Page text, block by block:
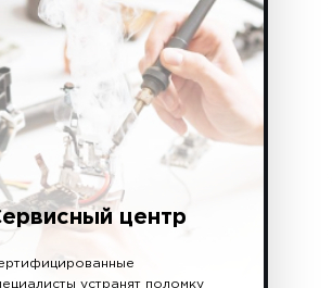
центр
устранят поломку